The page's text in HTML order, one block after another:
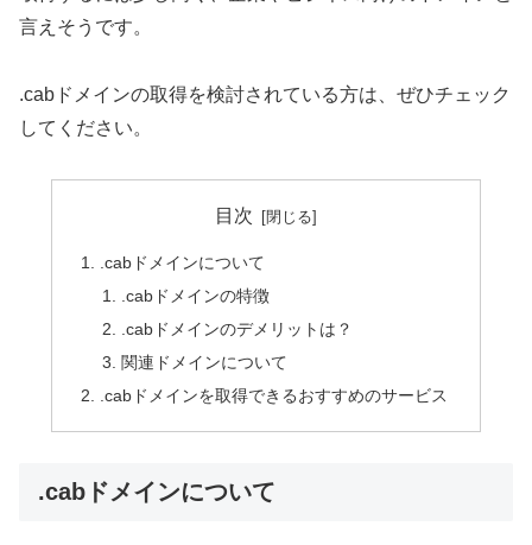
言えそうです。
.cabドメインの取得を検討されている方は、ぜひチェック
してください。
目次
.cabドメインについて
.cabドメインの特徴
.cabドメインのデメリットは？
関連ドメインについて
.cabドメインを取得できるおすすめのサービス
.cabドメインについて